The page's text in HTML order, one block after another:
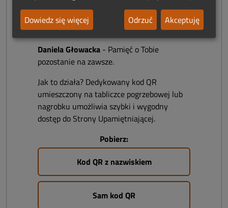
Daniela Głowacka - Pamięć o Tobie
pozostanie na zawsze.
Jak to działa? Dedykowany kod QR
umieszczony na tabliczce pogrzebowej lub
nagrobku umożliwia szybki i wygodny
dostęp do Strony Upamiętniającej.
Pobierz:
Kod QR z nazwiskiem
Sam kod QR
Dowiedz się więcej
Odrzuć Akceptuję